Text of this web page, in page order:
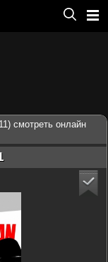
смотреть онлайн